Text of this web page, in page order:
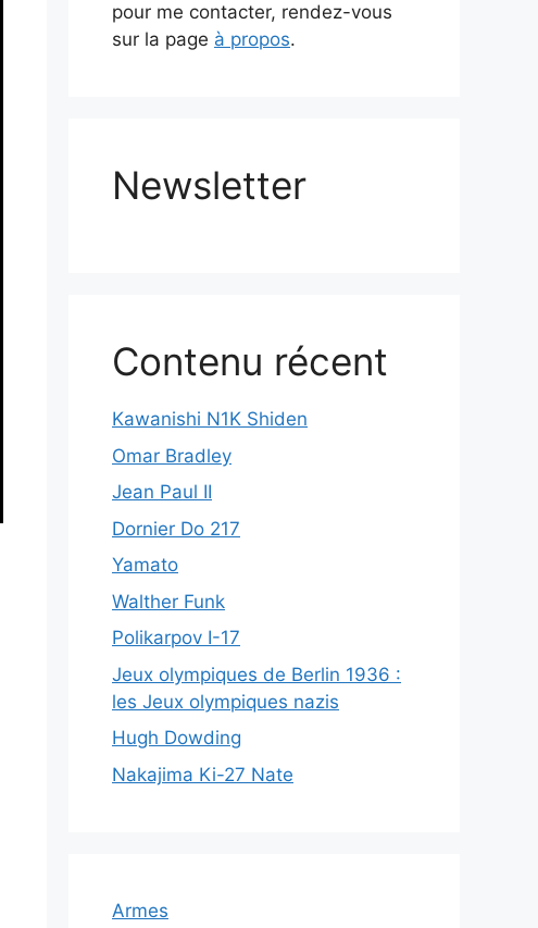
pour me contacter, rendez-vous
sur la page à propos.
Newsletter
Contenu récent
Kawanishi N1K Shiden
Omar Bradley
Jean Paul II
Dornier Do 217
Yamato
Walther Funk
Polikarpov I-17
Jeux olympiques de Berlin 1936 :
les Jeux olympiques nazis
Hugh Dowding
Nakajima Ki-27 Nate
Armes